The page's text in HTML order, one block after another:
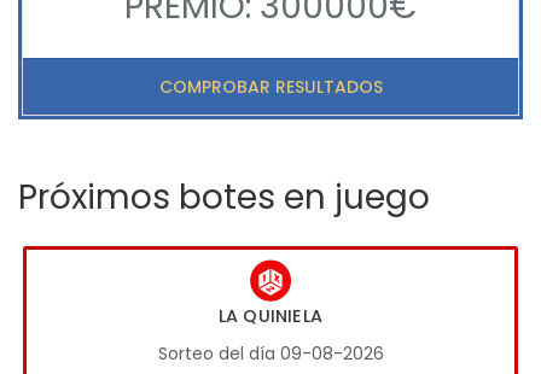
COMPROBAR RESULTADOS
Próximos botes en juego
LA QUINIELA
Sorteo del día 09-08-2026